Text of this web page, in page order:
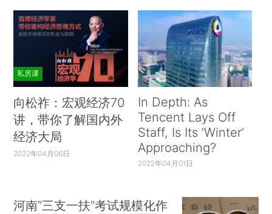
私房课
向松祚：宏观经济70
讲，带你了解国内外
经济大局
2022年04月06日
In Depth: As
Tencent Lays Off
Staff, Is Its ‘Winter’
Approaching?
2022年04月01日
河南“三支一扶”考试规模化作